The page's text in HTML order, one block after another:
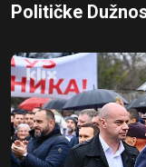
Političke